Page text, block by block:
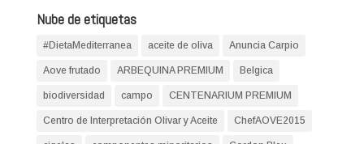
Nube de etiquetas
#DietaMediterranea aceite de oliva Anuncia Carpio
Aove frutado ARBEQUINA PREMIUM Belgica
biodiversidad campo CENTENARIUM PREMIUM
Centro de Interpretación Olivar y Aceite ChefAOVE2015